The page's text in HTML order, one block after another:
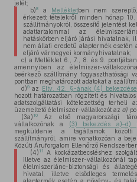
jelét;
b)8a Mellékletben nem
érkezett tételekről minden hónap
szállítmányokról, összesítő jelentést
adattartalommal az
hatáskörben eljáró járási hivatalnak,
nem állati eredetű alaptermék
eljáró vármegyei kormányhivatalnak;
c) a Melléklet 6., 7., 8. és 9.
amennyiben az élelmiszer-
beérkező szállítmány fogyaszthatósági
pontban meghatározott adatokat a
d)9 az Éltv. 42. §-ának (4) bekezdése
hozott határozatban rögzített és
adatszolgáltatási kötelezettség terheli
üzemeltető élelmiszer-vállalkozót az a)
(3a) 10
Az első magyarországi
vállalkozónak a (3) bekezdés a)–d)
megküldenie a tagállamok közötti
szállítmányról, amire vonatkozóan a
Közúti Áruforgalom Ellenőrző
(4) 11
A kockázatbecsléshez
illetve az élelmiszer-vállalkozónál
élelmiszerlánc-biztonsági és
hivatal, illetve elsődleges